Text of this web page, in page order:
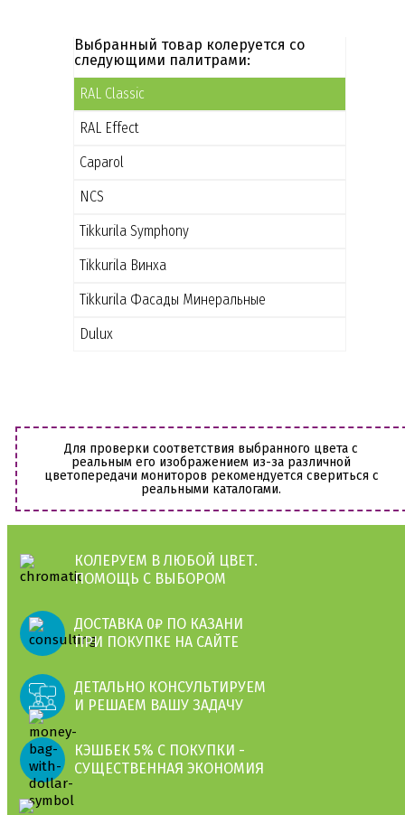
Выбранный товар колеруется со
следующими палитрами:
RAL Classic
RAL Effect
Caparol
NCS
Tikkurila Symphony
Tikkurila Винха
Tikkurila Фасады Минеральные
Dulux
Для проверки соответствия выбранного цвета с
реальным его изображением из-за различной
цветопередачи мониторов рекомендуется свериться с
реальными каталогами.
КОЛЕРУЕМ В ЛЮБОЙ ЦВЕТ.
ПОМОЩЬ С ВЫБОРОМ
ДОСТАВКА 0₽ ПО КАЗАНИ
ПРИ ПОКУПКЕ НА САЙТЕ
ДЕТАЛЬНО КОНСУЛЬТИРУЕМ
И РЕШАЕМ ВАШУ ЗАДАЧУ
КЭШБЕК 5% С ПОКУПКИ -
СУЩЕСТВЕННАЯ ЭКОНОМИЯ